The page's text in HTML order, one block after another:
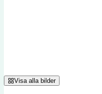
Visa alla bilder